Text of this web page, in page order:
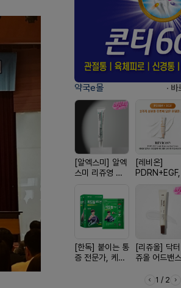
약국e몰 · 바
[알엑스미] 알엑
스미 리쥬영 울
10000 딥리페
어 크림
[레비온]
PDRN+EGF,
EGF 크림
[한독] 붙이는 통
증 전문가, 케토
[리쥬올] 닥
쥬올 어드밴
이팅 크림
1 / 2